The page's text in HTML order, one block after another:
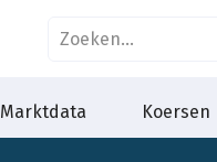
Marktdata Koersen